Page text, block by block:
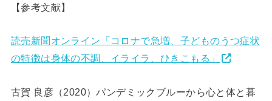
【参考文献】
読売新聞オンライン「コロナで急増、子どものうつ症状
の特徴は身体の不調、イライラ、ひきこもる」
古賀 良彦（2020）パンデミックブルーから心と体と暮